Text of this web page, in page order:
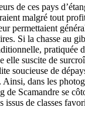
de ces pays
malgré tout
permettaient
Si la chasse au
pratiquée
elle suscite de
soucieuse de
Ainsi, dans les
de Scamandre se
issus de classes